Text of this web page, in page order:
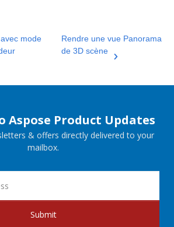
mode
Rendre une vue Panorama
de 3D scène
Aspose Product Updates
& offers directly delivered to your
mailbox.
Submit